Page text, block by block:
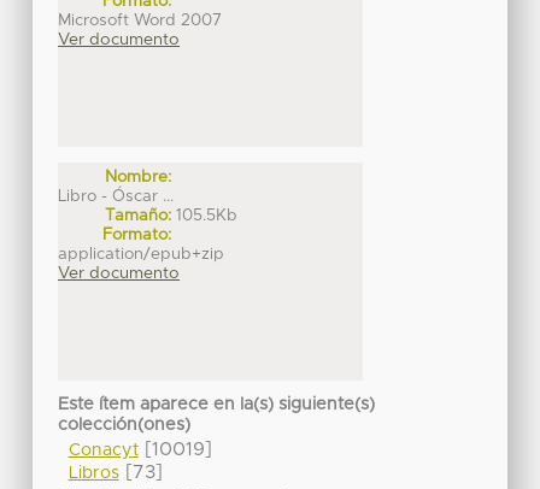
Microsoft Word 2007
Ver documento
Nombre:
Libro - Óscar ...
Tamaño: 105.5Kb
Formato:
application/epub+zip
Ver documento
Este ítem aparece en la(s) siguiente(s)
colección(ones)
Conacyt[10019]
Libros[73]